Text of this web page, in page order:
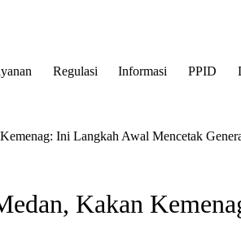
Regulasi Informasi PPID
Ini Langkah Awal Mencetak
Kakan